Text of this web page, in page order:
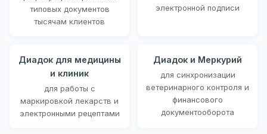
типовых документов
тысячам клиентов
электронной подписи
Диадок для медицины
и клиник
для работы с
маркировкой лекарств и
электронными рецептами
Диадок и Меркурий
для синхронизации
ветеринарного контроля и
финансового
документооборота